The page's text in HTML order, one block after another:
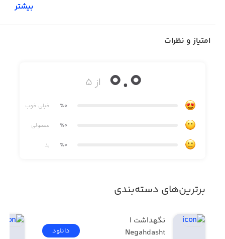
با استفاده از Find Command+F for Camera می‌توانید در بین
عکس‌هایی که از متن‌های مختلف مانند کتاب، جزوه و مجله
گرفته‌اید، به جستجو بپردازید. این کار باعث می‌‌شود تا بهتر
• تاریخچه
• ایجاد لیست از کلمات سرچ‌شده
بیشتر
امتیاز و نظرات
از ۵ 0.0
٪0 خیلی خوب
٪0 معمولی
٪0 بد
برترین‌های دسته‌بندی
Negahdasht
دانلود